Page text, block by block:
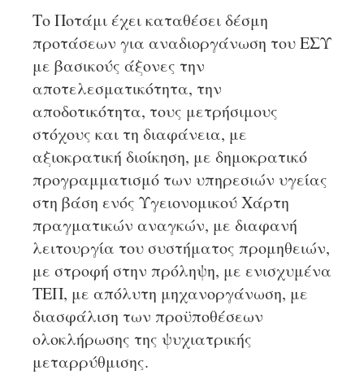
Το Ποτάμι έχει καταθέσει δέσμη
προτάσεων για αναδιοργάνωση του ΕΣΥ
με βασικούς άξονες την
αποτελεσματικότητα, την
αποδοτικότητα, τους μετρήσιμους
στόχους και τη διαφάνεια, με
αξιοκρατική διοίκηση, με δημοκρατικό
προγραμματισμό των υπηρεσιών υγείας
στη βάση ενός Υγειονομικού Χάρτη
πραγματικών αναγκών, με διαφανή
λειτουργία του συστήματος προμηθειών,
με στροφή στην πρόληψη, με ενισχυμένα
ΤΕΠ, με απόλυτη μηχανοργάνωση, με
διασφάλιση των προϋποθέσεων
ολοκλήρωσης της ψυχιατρικής
μεταρρύθμισης.